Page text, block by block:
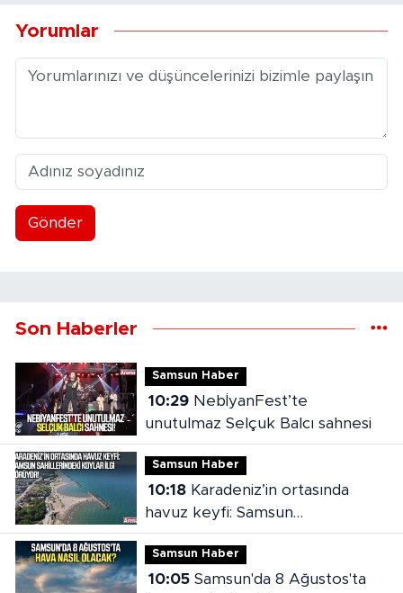
Yorumlar
Gönder
Son Haberler
Samsun Haber
10:29NebİyanFest’te
unutulmaz Selçuk Balcı sahnesi
Samsun Haber
10:18Karadeniz’in ortasında
havuz keyfi: Samsun
sahillerindeki koylar ilgi görüyor
Samsun Haber
10:05Samsun'da 8 Ağustos'ta